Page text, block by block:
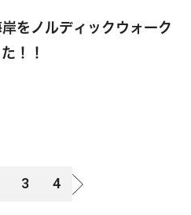
をノルディックウォーク
！！
3 4